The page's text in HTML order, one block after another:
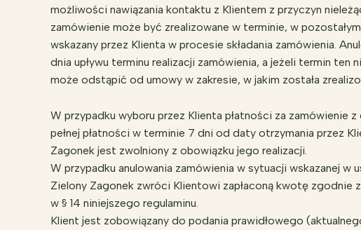
możliwości nawiązania kontaktu z Klientem z przyczyn
zamówienie może być zrealizowane w terminie, w
wskazany przez Klienta w procesie składania zamówienia.
dnia upływu terminu realizacji zamówienia, a jeżeli termin
może odstąpić od umowy w zakresie, w jakim została
W przypadku wyboru przez Klienta płatności za zamówienie
pełnej płatności w terminie 7 dni od daty otrzymania przez
Zagonek jest zwolniony z obowiązku jego realizacji.
W przypadku anulowania zamówienia w sytuacji wskazanej
Zielony Zagonek zwróci Klientowi zapłaconą kwotę zgodnie
w § 14 niniejszego regulaminu.
Klient jest zobowiązany do podania prawidłowego